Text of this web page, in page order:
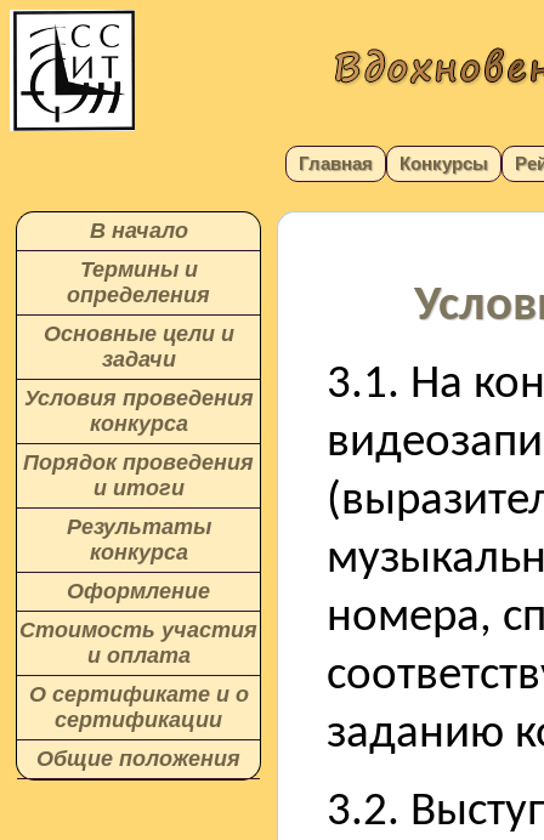
Главная Конкурсы
В начало
Термины и
определения
Основные цели и
задачи
Условия проведения
конкурса
Порядок проведения
и итоги
Результаты
конкурса
Оформление
Стоимость участия
и оплата
О сертификате и о
сертификации
Общие положения
3.1. На
номера,
заданию
3.2.